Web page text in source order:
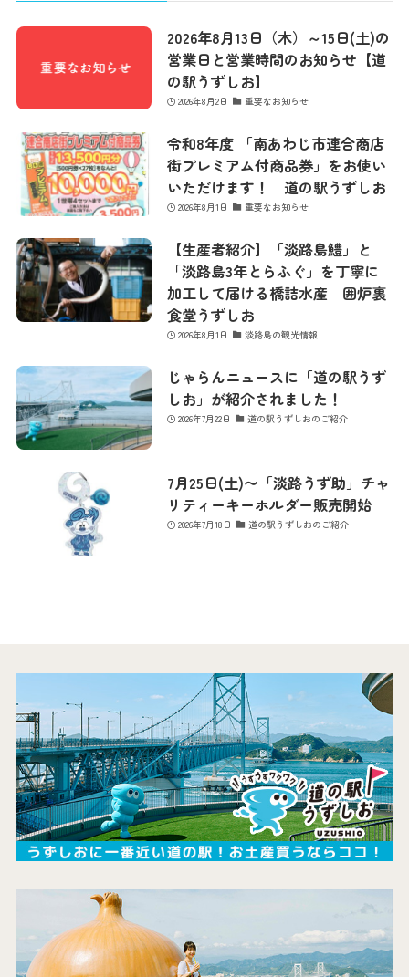
営業カレンダー
お問い合わせ
2026年8月13日（木）～15日(土)の
営業日と営業時間のお知らせ【道
の駅うずしお】
2026年8月2日 重要なお知らせ
令和8年度 「南あわじ市連合商店
街プレミアム付商品券」をお使い
いただけます！ 道の駅うずしお
2026年8月1日 重要なお知らせ
【生産者紹介】「淡路島鱧」と
「淡路島3年とらふぐ」を丁寧に
加工して届ける橋詰水産 囲炉裏
食堂うずしお
2026年8月1日 淡路島の観光情報
じゃらんニュースに「道の駅うず
しお」が紹介されました！
2026年7月22日 道の駅うずしおのご紹介
7月25日(土)〜「淡路うず助」チャ
リティーキーホルダー販売開始
2026年7月18日 道の駅うずしおのご紹介